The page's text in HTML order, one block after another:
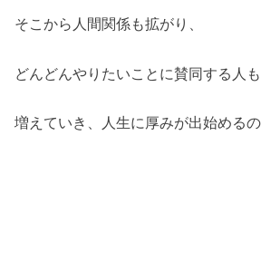
そこから人間関係も拡がり、
どんどんやりたいことに賛同する人も
増えていき、人生に厚みが出始めるの